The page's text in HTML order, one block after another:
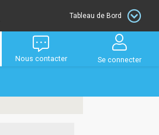
Tableau de Bord
Nous contacter Se connecter